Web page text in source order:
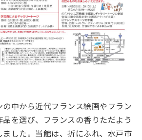
中から近代フランス絵画やフラン
を選び、フランスの香りただよう
した。当館は、折にふれ、水戸市